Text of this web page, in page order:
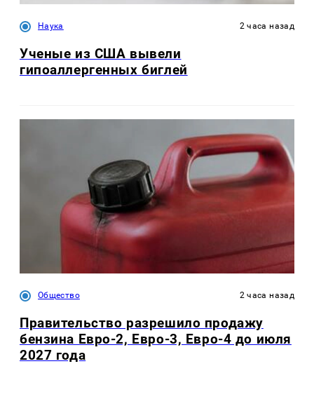
Наука 2 часа назад
Ученые из США вывели
гипоаллергенных биглей
Общество 2 часа назад
Правительство разрешило продажу
бензина Евро-2, Евро-3, Евро-4 до июля
2027 года